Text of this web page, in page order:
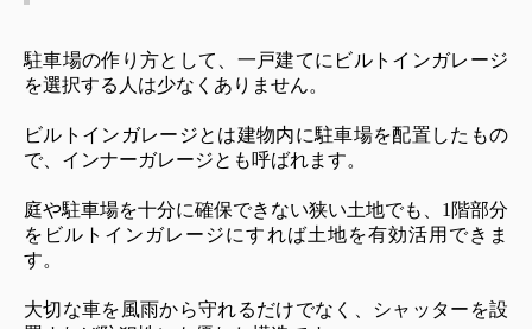
駐車場の作り方として、一戸建てにビルトインガレージ
を選択する人は少なくありません。
ビルトインガレージとは建物内に駐車場を配置したもの
で、インナーガレージとも呼ばれます。
庭や駐車場を十分に確保できない狭い土地でも、1階部分
をビルトインガレージにすれば土地を有効活用できま
す。
大切な車を風雨から守れるだけでなく、シャッターを設